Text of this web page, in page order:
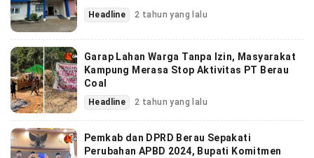
Headline 2 tahun yang lalu
Garap Lahan Warga Tanpa Izin, Masyarakat
Kampung Merasa Stop Aktivitas PT Berau
Coal
Headline 2 tahun yang lalu
Pemkab dan DPRD Berau Sepakati
Perubahan APBD 2024, Bupati Komitmen